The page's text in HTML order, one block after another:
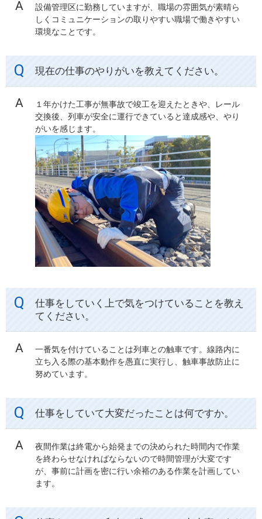
設備管理区に勤務していますが、職場の雰囲気が素晴ら
しくコミュニケーションの取りやすい職場で働きやすい
環境なことです。
現在の仕事のやりがいを教えてください。
１年かけた工事が無事故で竣工を迎えたときや、レール
交換後、列車が安全に運行できていると達成感や、やり
がいを感じます。
仕事をしていく上で気をつけていることを教え
てください。
一番気を付けていることは列車との触車です。線路内に
立ち入る際の基本動作を愚直に実行し、触車事故防止に
努めています。
仕事をしていて大変だったことは何ですか。
夜間作業は終電から始発までの決められた時間内で作業
を終わらせなければならないので時間管理が大変です
が、事前に計画を密に行い余裕のある作業を計画してい
ます。